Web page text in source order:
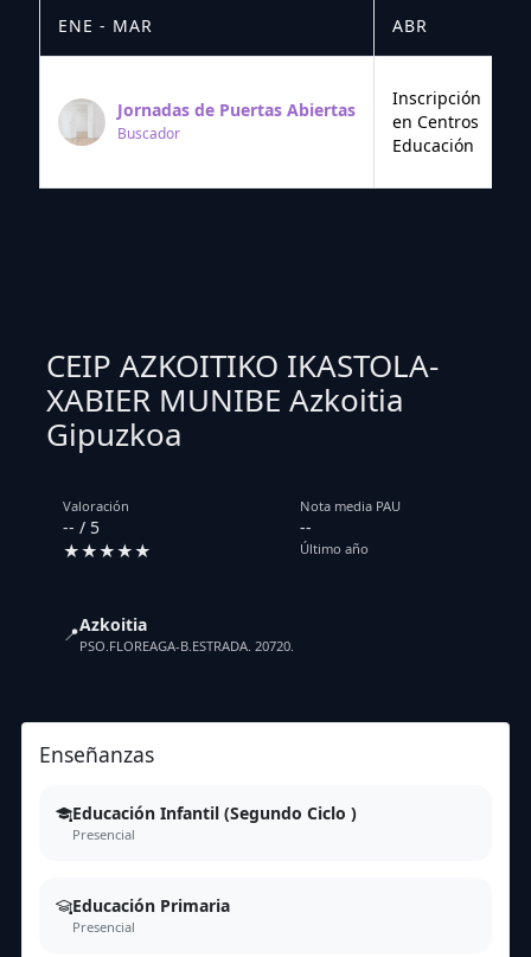
ENE - MAR ABR
Jornadas de Puertas Abiertas
Buscador
Inscripción
en Centros
Educación
CEIP AZKOITIKO IKASTOLA-
XABIER MUNIBE Azkoitia
Gipuzkoa
Valoración
-- / 5
★★★★★
Nota media PAU
--
Último año
📍Azkoitia
PSO.FLOREAGA-B.ESTRADA. 20720.
Enseñanzas
Educación Infantil (Segundo Ciclo )
Presencial
Educación Primaria
Presencial